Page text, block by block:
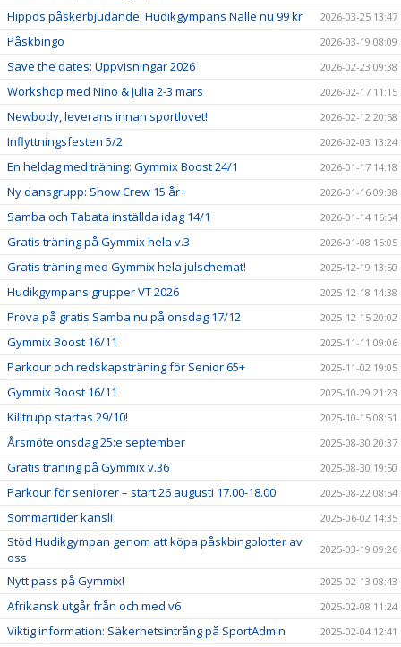
Flippos påskerbjudande: Hudikgympans Nalle nu 99 kr 2026-03-25 13:47
Påskbingo 2026-03-19 08:09
Save the dates: Uppvisningar 2026 2026-02-23 09:38
Workshop med Nino & Julia 2-3 mars 2026-02-17 11:15
Newbody, leverans innan sportlovet! 2026-02-12 20:58
Inflyttningsfesten 5/2 2026-02-03 13:24
En heldag med träning: Gymmix Boost 24/1 2026-01-17 14:18
Ny dansgrupp: Show Crew 15 år+ 2026-01-16 09:38
Samba och Tabata inställda idag 14/1 2026-01-14 16:54
Gratis träning på Gymmix hela v.3 2026-01-08 15:05
Gratis träning med Gymmix hela julschemat! 2025-12-19 13:50
Hudikgympans grupper VT 2026 2025-12-18 14:38
Prova på gratis Samba nu på onsdag 17/12 2025-12-15 20:02
Gymmix Boost 16/11 2025-11-11 09:06
Parkour och redskapsträning för Senior 65+ 2025-11-02 19:05
Gymmix Boost 16/11 2025-10-29 21:23
Killtrupp startas 29/10! 2025-10-15 08:51
Årsmöte onsdag 25:e september 2025-08-30 20:37
Gratis träning på Gymmix v.36 2025-08-30 19:50
Parkour för seniorer – start 26 augusti 17.00-18.00 2025-08-22 08:54
Sommartider kansli 2025-06-02 14:35
Stöd Hudikgympan genom att köpa påskbingolotter av
oss
2025-03-19 09:26
Nytt pass på Gymmix! 2025-02-13 08:43
Afrikansk utgår från och med v6 2025-02-08 11:24
Viktig information: Säkerhetsintrång på SportAdmin 2025-02-04 12:41